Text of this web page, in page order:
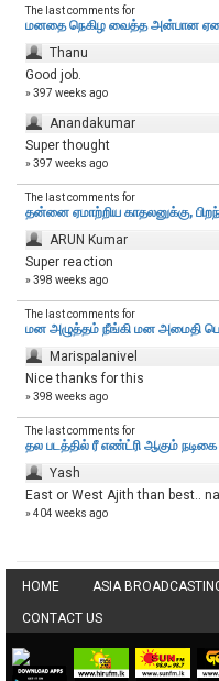
The last comments for
மனதை நெகிழ வைத்த அன்பான
Thanu
Good job.
» 397 weeks ago
Anandakumar
Super thought
» 397 weeks ago
The last comments for
தன்னை ஏமாற்றிய காதலனுக்கு,
ARUN Kumar
Super reaction
» 398 weeks ago
The last comments for
மன அழுத்தம் நீங்கி மன அமைதி
Marispalanivel
Nice thanks for this
» 398 weeks ago
The last comments for
தல படத்தில் ரீ எண்ட்ரி ஆகும்
Yash
East or West Ajith than best..
» 404 weeks ago
HOME ASIA
CONTACT US